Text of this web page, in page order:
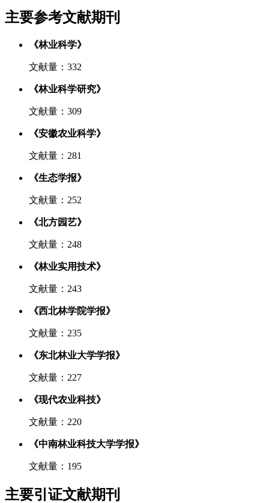
主要参考文献期刊
《林业科学》
文献量：332
《林业科学研究》
文献量：309
《安徽农业科学》
文献量：281
《生态学报》
文献量：252
《北方园艺》
文献量：248
《林业实用技术》
文献量：243
《西北林学院学报》
文献量：235
《东北林业大学学报》
文献量：227
《现代农业科技》
文献量：220
《中南林业科技大学学报》
文献量：195
主要引证文献期刊